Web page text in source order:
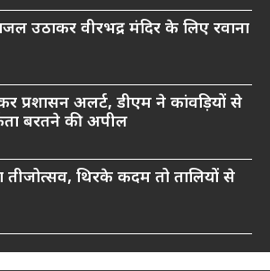
उठाकर वीरभद्र मंदिर के लिए रवाना
प्रशासन अलर्ट, डीएम ने कांवड़ियों से
बरतने की अपील
थिरके कदम तो तालियों से